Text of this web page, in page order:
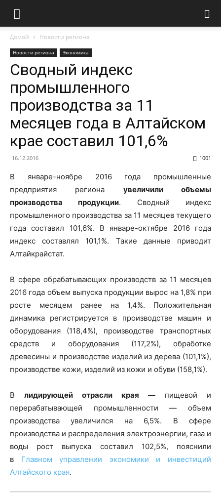
Домой Новости региона
Новости региона Экономика
Сводный индекс
промышленного
производства за 11
месяцев года в Алтайском
крае составил 101,6%
16.12.2016 1001
В январе-ноябре 2016 года промышленные
предприятия региона увеличили объемы
производства продукции. Сводный индекс
промышленного производства за 11 месяцев текущего
года составил 101,6%. В январе-октябре 2016 года
индекс составлял 101,1%. Такие данные приводит
Алтайкрайстат.
В сфере обрабатывающих производств за 11 месяцев
2016 года объем выпуска продукции вырос на 1,8% при
росте месяцем ранее на 1,4%. Положительная
динамика регистрируется в производстве машин и
оборудования (118,4%), производстве транспортных
средств и оборудования (117,2%), обработке
древесины и производстве изделий из дерева (101,1%),
производстве кожи, изделий из кожи и обуви (158,1%).
В лидирующей отрасли края — пищевой и
перерабатывающей промышленности — объем
производства увеличился на 6,5%. В сфере
производства и распределения электроэнергии, газа и
воды рост выпуска составил 102,5%, пояснили
в Главном управлении экономики и инвестиций
Алтайского края.